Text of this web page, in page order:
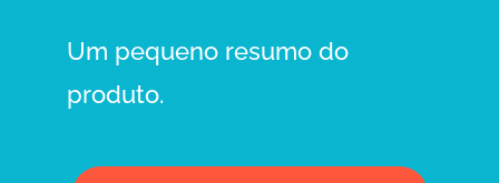
Um pequeno resumo do
produto.